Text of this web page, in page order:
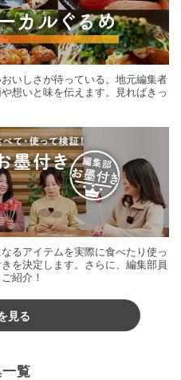
いしさが待っている。地元編集者
想いと味を伝えます。見ればきっ
るアイテムを実際に食べたり使っ
を決定します。さらに、編集部員
紹介！
見る
覧